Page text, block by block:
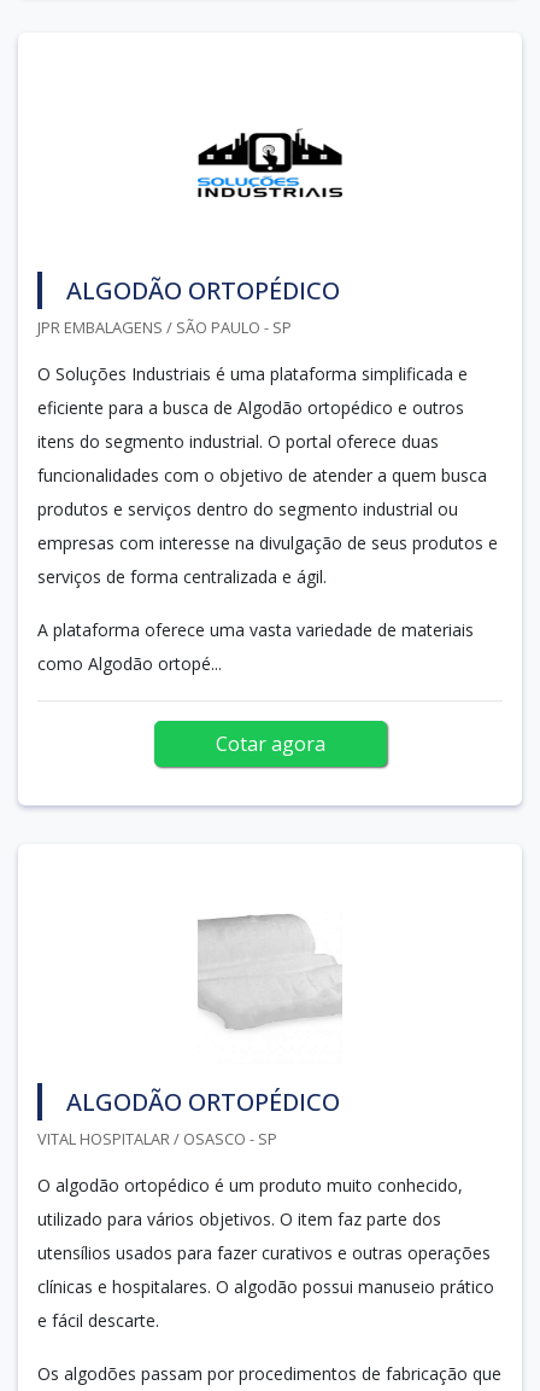
ALGODÃO ORTOPÉDICO
JPR EMBALAGENS / SÃO PAULO - SP
O Soluções Industriais é uma plataforma simplificada e
eficiente para a busca de Algodão ortopédico e outros
itens do segmento industrial. O portal oferece duas
funcionalidades com o objetivo de atender a quem busca
produtos e serviços dentro do segmento industrial ou
empresas com interesse na divulgação de seus produtos e
serviços de forma centralizada e ágil.
A plataforma oferece uma vasta variedade de materiais
como Algodão ortopé...
Cotar agora
ALGODÃO ORTOPÉDICO
VITAL HOSPITALAR / OSASCO - SP
O algodão ortopédico é um produto muito conhecido,
utilizado para vários objetivos. O item faz parte dos
utensílios usados para fazer curativos e outras operações
clínicas e hospitalares. O algodão possui manuseio prático
e fácil descarte.
Os algodões passam por procedimentos de fabricação que